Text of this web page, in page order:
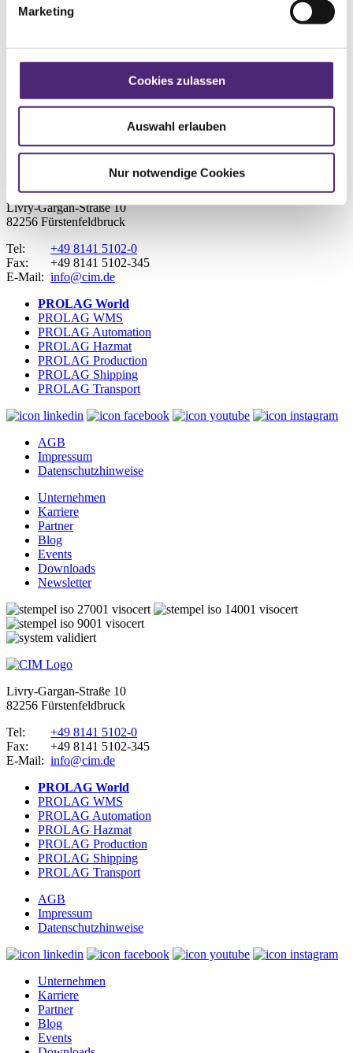
Marketing
Cookies zulassen
Auswahl erlauben
Nur notwendige Cookies
Innovationen
CIM-Talk: Freehand Scanning
Innovationen
Ganzheitliche Automatisierung als Schlüssel zum
Erfolg
Livry-Gargan-Straße 10
82256 Fürstenfeldbruck
Tel:
+49 8141 5102-0
Fax:
+49 8141 5102-345
E-Mail: info@cim.de
PROLAG World
PROLAG WMS
PROLAG Automation
PROLAG Hazmat
PROLAG Production
PROLAG Shipping
PROLAG Transport
AGB
Impressum
Datenschutzhinweise
Unternehmen
Karriere
Partner
Blog
Events
Downloads
Newsletter
Livry-Gargan-Straße 10
82256 Fürstenfeldbruck
Tel:
+49 8141 5102-0
Fax:
+49 8141 5102-345
E-Mail: info@cim.de
PROLAG World
PROLAG WMS
PROLAG Automation
PROLAG Hazmat
PROLAG Production
PROLAG Shipping
PROLAG Transport
AGB
Impressum
Datenschutzhinweise
Unternehmen
Karriere
Partner
Blog
Events